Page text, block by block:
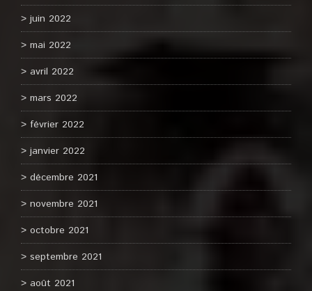
juin 2022
mai 2022
avril 2022
mars 2022
février 2022
janvier 2022
décembre 2021
novembre 2021
octobre 2021
septembre 2021
août 2021